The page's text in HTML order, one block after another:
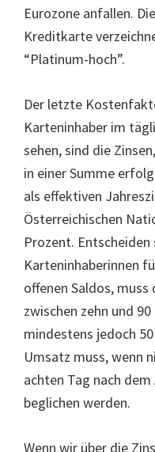
Eurozone anfallen.
Kreditkarte
“Platinum-hoch”.
Der letzte
Karteninhaber im
sehen, sind die
in einer Summe
als effektiven
Österreichischen
Prozent.
Karteninhaberinnen
offenen Saldos,
zwischen zehn und
mindestens jedoch
Umsatz muss, wenn
achten Tag nach
beglichen werden.
Wenn wir über die